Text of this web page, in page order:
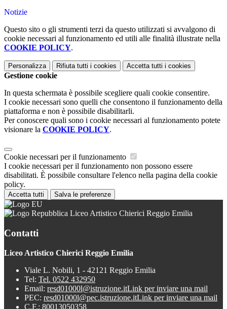
Notizie
Questo sito o gli strumenti terzi da questo utilizzati si avvalgono di
cookie necessari al funzionamento ed utili alle finalità illustrate nella
COOKIE POLICY.
Personalizza Rifiuta tutti i cookies Accetta tutti i cookies
Gestione cookie
In questa schermata è possibile scegliere quali cookie consentire.
I cookie necessari sono quelli che consentono il funzionamento della
piattaforma e non è possibile disabilitarli.
Per conoscere quali sono i cookie necessari al funzionamento potete
visionare la COOKIE POLICY.
Cookie necessari per il funzionamento
I cookie necessari per il funzionamento non possono essere
disabilitati. È possibile consultare l'elenco nella pagina della cookie
policy.
Accetta tutti Salva le preferenze
Liceo Artistico Chierici Reggio Emilia
Contatti
Liceo Artistico Chierici Reggio Emilia
Viale L. Nobili, 1 - 42121 Reggio Emilia
Tel: Tel. 0522 432950
Email: resd01000l@istruzione.itLink per inviare una mail
PEC: resd01000l@pec.istruzione.itLink per inviare una mail
C.F.: 80013050358